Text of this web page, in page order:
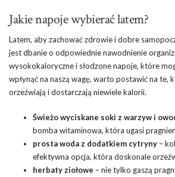
Jakie napoje wybierać latem?
Latem, aby zachować zdrowie i dobre
jest dbanie o odpowiednie nawodnienie
wysokokaloryczne i słodzone napoje, które
wpłynąć na naszą wagę, warto postawić na te,
orzeźwiają i dostarczają niewiele kalorii.
Świeżo wyciskane soki z warzyw i
bomba witaminowa, która ugasi
prosta woda z dodatkiem cytryny –
efektywna opcja, która doskonale
herbaty ziołowe – nie tylko gaszą